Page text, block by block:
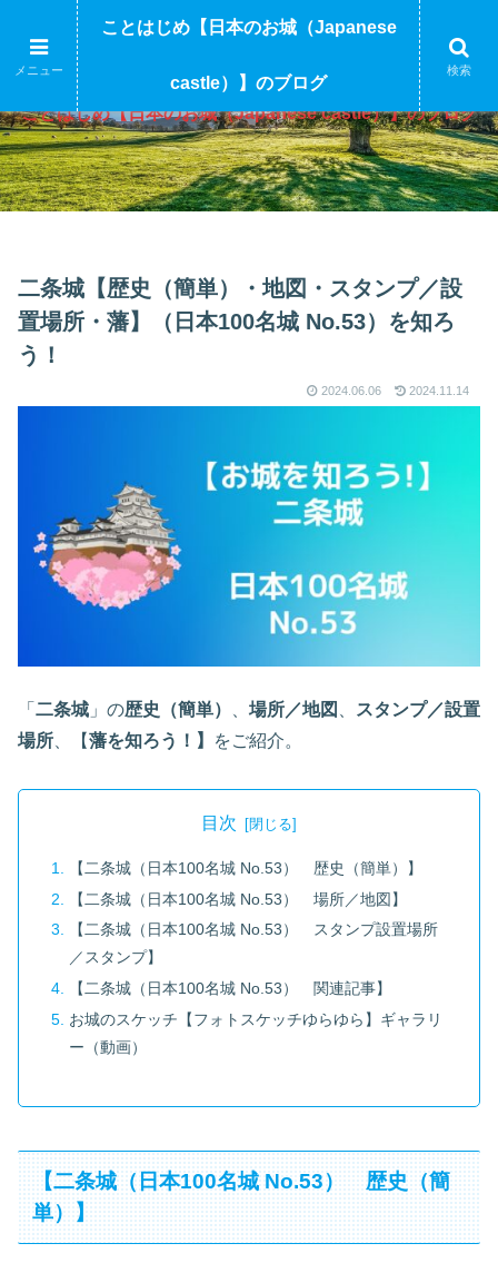
ことはじめ【日本のお城（Japanese castle）】のブログ
二条城【歴史（簡単）・地図・スタンプ／設
置場所・藩】（日本100名城 No.53）を知ろ
う！
2024.06.06 2024.11.14
「 二条城 」の歴史（簡単） 場所／地図
スタンプ／設置
場所 、【藩を知ろう！】 をご紹介。
目次
【二条城（日本100名城 No.53） 歴史（簡単）】
【二条城（日本100名城 No.53） 場所／地図】
【二条城（日本100名城 No.53） スタンプ設置場所
／スタンプ】
【二条城（日本100名城 No.53） 関連記事】
お城のスケッチ【フォトスケッチゆらゆら】ギャラリ
ー（動画）
【二条城（日本100名城 No.53） 歴史（簡
単）】
メニュー
ことはじめ【日本のお城（Japanese
castle）】のブログ
検索